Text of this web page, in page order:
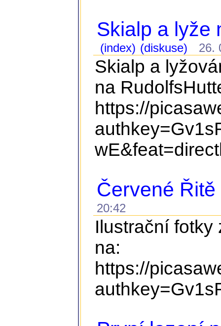
Skialp a lyže
(index) (diskuse) 26.
Skialp a
na
https://
Červené
20:42
Ilustrační fotky
na:
https://